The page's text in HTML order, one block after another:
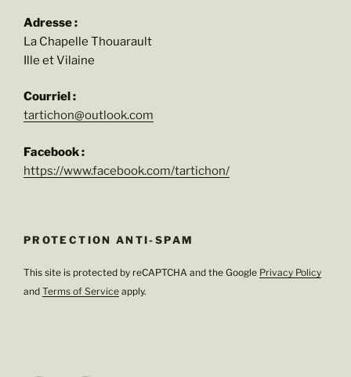
Adresse :
La Chapelle Thouarault
Ille et Vilaine
Courriel :
tartichon@outlook.com
Facebook :
https://www.facebook.com/tartichon/
PROTECTION ANTI-SPAM
This site is protected by reCAPTCHA and the Google Privacy Policy
and Terms of Service apply.